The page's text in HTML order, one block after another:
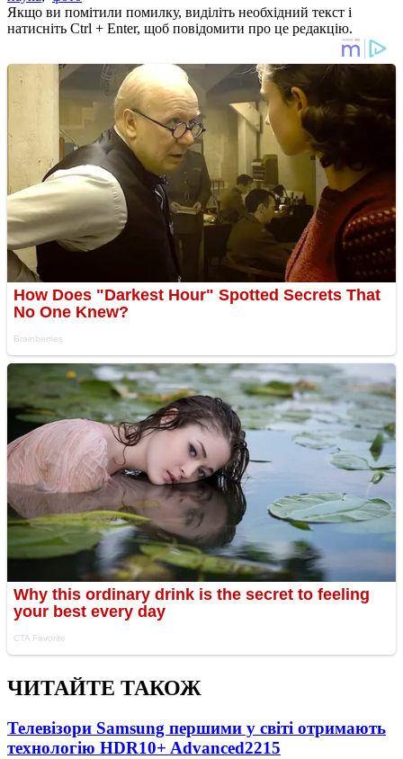
Якщо ви помітили помилку, виділіть необхідний текст і
натисніть Ctrl + Enter, щоб повідомити про це редакцію.
ЧИТАЙТЕ ТАКОЖ
Телевізори Samsung першими у світі отримають
технологію HDR10+ Advanced2215